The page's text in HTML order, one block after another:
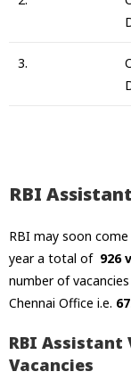
3.
RBI
RBI may soon
year a total of 926
number of
Chennai Office i.e.
RBI Assistant
Vacancies